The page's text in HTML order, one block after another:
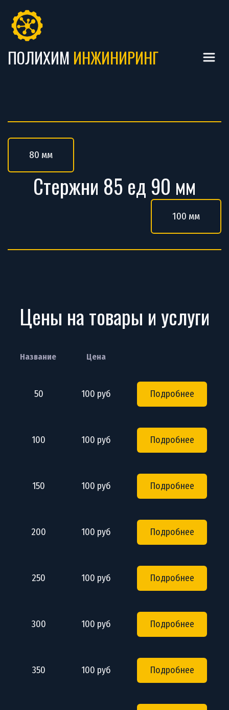
ПОЛИХИМ ИНЖИНИРИНГ
80 мм
Стержни 85 ед 90 мм
100 мм
Цены на товары и услуги
Название Цена
50 100 руб Подробнее
100 100 руб Подробнее
150 100 руб Подробнее
200 100 руб Подробнее
250 100 руб Подробнее
300 100 руб Подробнее
350 100 руб Подробнее